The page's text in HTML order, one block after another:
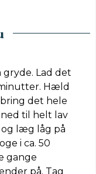
gryde. Lad det
Hæld
det hele
ned til helt lav
og læg låg på
i ca. 50
gange
på. Tag